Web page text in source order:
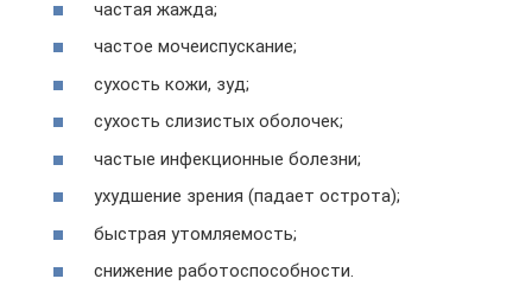
частая жажда;
частое мочеиспускание;
сухость кожи, зуд;
сухость слизистых оболочек;
частые инфекционные болезни;
ухудшение зрения (падает острота);
быстрая утомляемость;
снижение работоспособности.